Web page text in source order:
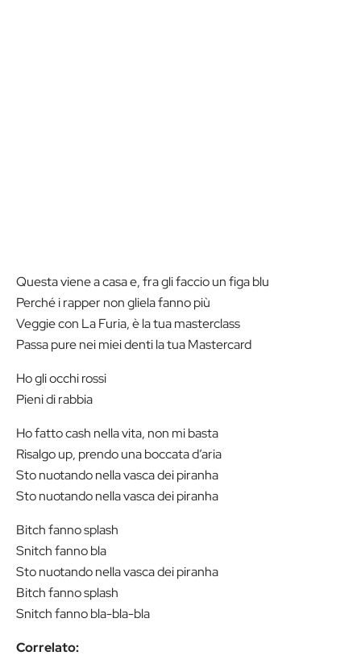
Questa viene a casa e, fra gli faccio un figa blu
Perché i rapper non gliela fanno più
Veggie con La Furia, è la tua masterclass
Passa pure nei miei denti la tua Mastercard
Ho gli occhi rossi
Pieni di rabbia
Ho fatto cash nella vita, non mi basta
Risalgo up, prendo una boccata d’aria
Sto nuotando nella vasca dei piranha
Sto nuotando nella vasca dei piranha
Bitch fanno splash
Snitch fanno bla
Sto nuotando nella vasca dei piranha
Bitch fanno splash
Snitch fanno bla-bla-bla
Correlato: